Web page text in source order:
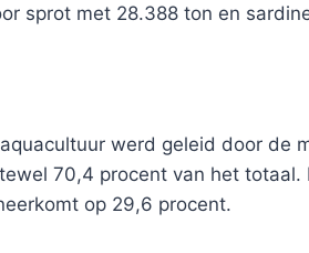
sprot met 28.388 ton en
werd geleid door de
70,4 procent van het
op 29,6 procent.